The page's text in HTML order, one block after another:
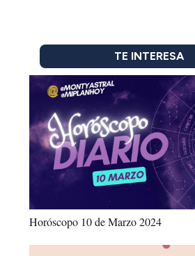
TE INTERESA
Horóscopo 10 de Marzo 2024